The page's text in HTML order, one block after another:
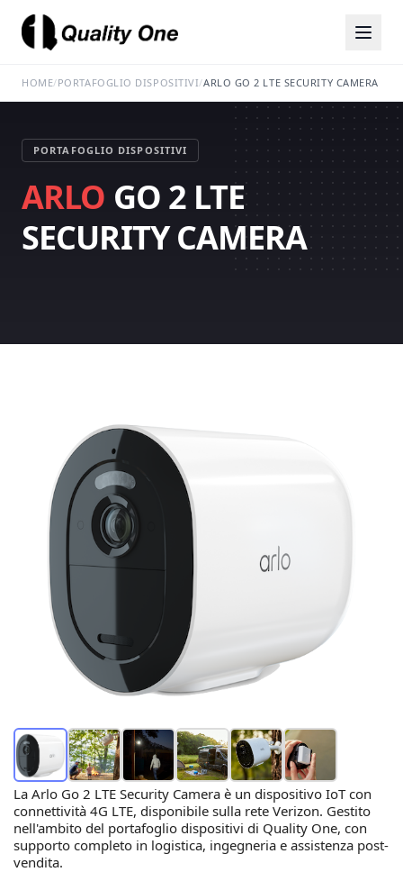
HOME/PORTAFOGLIO DISPOSITIVI/ARLO GO 2 LTE SECURITY CAMERA
PORTAFOGLIO DISPOSITIVI
ARLO GO 2 LTE
SECURITY CAMERA
La Arlo Go 2 LTE Security Camera è un dispositivo IoT con
connettività 4G LTE, disponibile sulla rete Verizon. Gestito
nell'ambito del portafoglio dispositivi di Quality One, con
supporto completo in logistica, ingegneria e assistenza post-
vendita.